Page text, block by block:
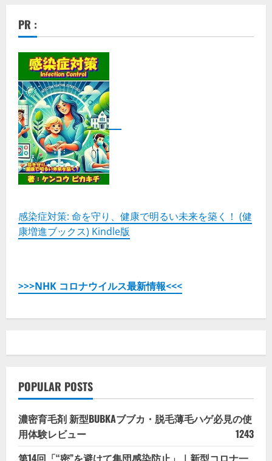
PR :
感染症対策: 命を守り、健康で明るい未来を築く！ (健
康増進ブックス) Kindle版
>>>NHK コロナウイルス最新情報<<<
POPULAR POSTS
濃密育毛剤 新型BUBKAブブカ・脱毛薄毛ハゲ必見の使
用体験レビュー
1243
第14回「“密”を避けて集団感染防止」｜新型コロナ一